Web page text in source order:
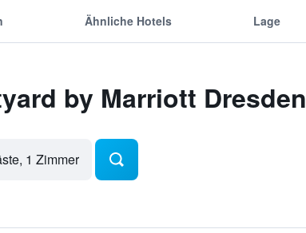
Ähnliche Hotels Lage
by Marriott Dresden
1 Zimmer